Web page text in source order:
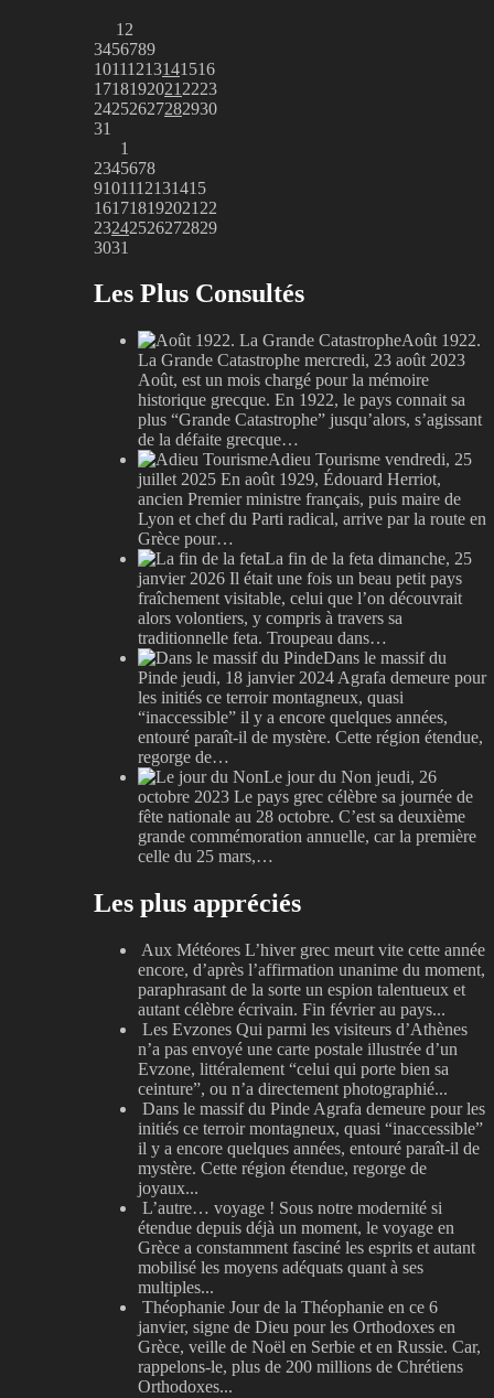
1 2
3456789
10111213141516
1718192021 2223
24252627282930
31
1
2345678
9101112131415
161718192021 22
23242526272829
3031
Les Plus Consultés
Août 1922.
La Grande Catastrophe mercredi, 23 août 2023
Août, est un mois chargé pour la mémoire
historique grecque. En 1922, le pays connait sa
plus “Grande Catastrophe” jusqu’alors, s’agissant
de la défaite grecque…
Adieu Tourisme vendredi, 25
juillet 2025 En août 1929, Édouard Herriot,
ancien Premier ministre français, puis maire de
Lyon et chef du Parti radical, arrive par la route en
Grèce pour…
La fin de la feta dimanche, 25
janvier 2026 Il était une fois un beau petit pays
fraîchement visitable, celui que l’on découvrait
alors volontiers, y compris à travers sa
traditionnelle feta. Troupeau dans…
Dans le massif du
Pinde jeudi, 18 janvier 2024 Agrafa demeure pour
les initiés ce terroir montagneux, quasi
“inaccessible” il y a encore quelques années,
entouré paraît-il de mystère. Cette région étendue,
regorge de…
Le jour du Non jeudi, 26
octobre 2023 Le pays grec célèbre sa journée de
fête nationale au 28 octobre. C’est sa deuxième
grande commémoration annuelle, car la première
celle du 25 mars,…
Les plus appréciés
Aux Météores L’hiver grec meurt vite cette année
encore, d’après l’affirmation unanime du moment,
paraphrasant de la sorte un espion talentueux et
autant célèbre écrivain. Fin février au pays...
Les Evzones Qui parmi les visiteurs d’Athènes
n’a pas envoyé une carte postale illustrée d’un
Evzone, littéralement “celui qui porte bien sa
ceinture”, ou n’a directement photographié...
Dans le massif du Pinde Agrafa demeure pour les
initiés ce terroir montagneux, quasi “inaccessible”
il y a encore quelques années, entouré paraît-il de
mystère. Cette région étendue, regorge de
joyaux...
L’autre… voyage ! Sous notre modernité si
étendue depuis déjà un moment, le voyage en
Grèce a constamment fasciné les esprits et autant
mobilisé les moyens adéquats quant à ses
multiples...
Théophanie Jour de la Théophanie en ce 6
janvier, signe de Dieu pour les Orthodoxes en
Grèce, veille de Noël en Serbie et en Russie. Car,
rappelons-le, plus de 200 millions de Chrétiens
Orthodoxes...